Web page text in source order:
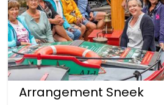
Arrangement Sneek